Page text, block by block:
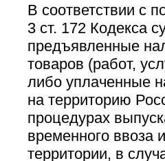
В соответствии с
3 ст. 172 Кодекса
предъявленные
товаров (работ,
либо уплаченные
на территорию
процедурах
временного ввоза
территории, в